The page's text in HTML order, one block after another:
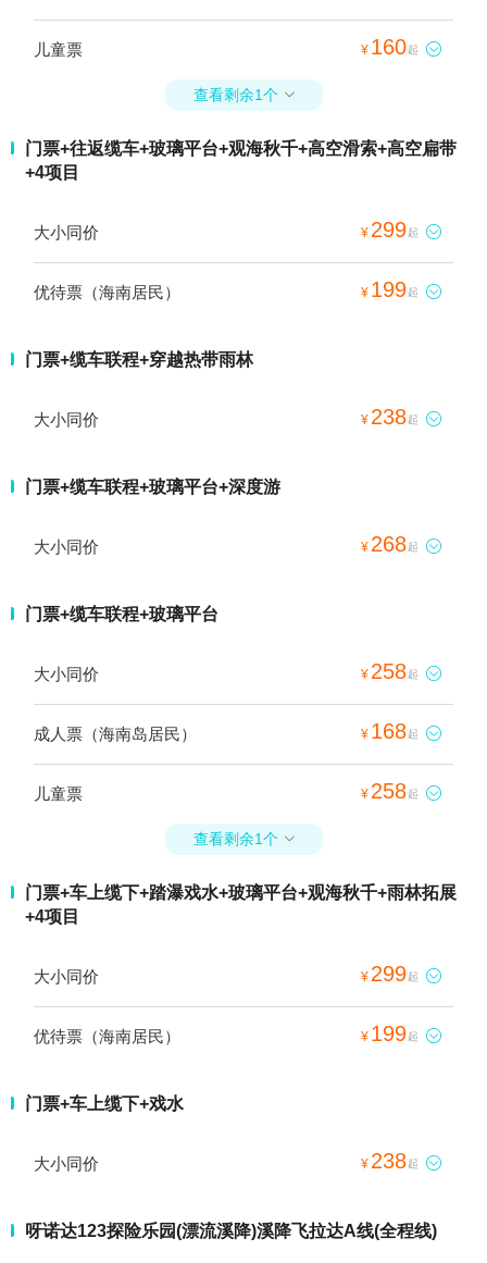
儿童票 ¥ 160起 
查看剩余1个 
门票+往返缆车+玻璃平台+观海秋千+高空滑索+高空扁带
+4项目
大小同价 ¥ 299起 
优待票（海南居民） ¥ 199起 
门票+缆车联程+穿越热带雨林
大小同价 ¥ 238起 
门票+缆车联程+玻璃平台+深度游
大小同价 ¥ 268起 
门票+缆车联程+玻璃平台
大小同价 ¥ 258起 
成人票（海南岛居民） ¥ 168起 
儿童票 ¥ 258起 
查看剩余1个 
门票+车上缆下+踏瀑戏水+玻璃平台+观海秋千+雨林拓展
+4项目
大小同价 ¥ 299起 
优待票（海南居民） ¥ 199起 
门票+车上缆下+戏水
大小同价 ¥ 238起 
呀诺达123探险乐园(漂流溪降)溪降飞拉达A线(全程线)